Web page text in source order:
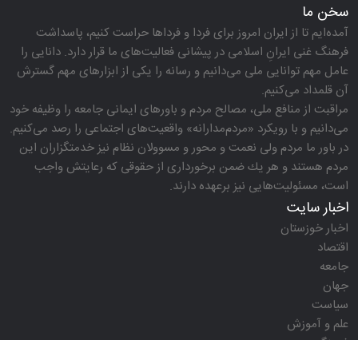
سخن ما
آمده‌ایم تا از ایران امروز برای فردا و فرداها حراست كنیم، پاسداشت
فرهنگ غنی ایرانِ اسلامی در پیشانی فعالیت‌های ما قرار دارد. دانایی را
عامل مهم توانایی ملی می‌دانیم و رسانه را یكی از ابزارهای مهم گسترش
آن قلمداد می‌كنیم.
مراقبت از منافع ملی، مصالح مردم و باورهای ایمانی جامعه را وظیفه خود
می‌دانیم و با رویكرد «مردم‌مدارانه‌» واقعیت‌های اجتماعی را رصد می‌كنیم.
در باور ما مردم ولی نعمت و محور و مسوولان نظام نیز خدمتگزاران این
مردم هستند و هر یك ضمن برخورداری از حقوقی كه رعایتش واجب
است، مسئولیت‌هایی نیز برعهده دارند.
اخبار سایت
اخبار خوزستان
اقتصاد
جامعه
جهان
سیاست
علم و آموزش